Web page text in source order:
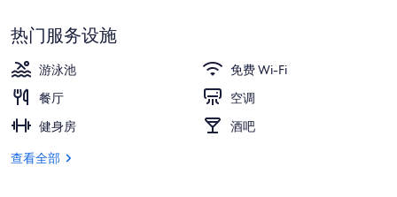
斯
的
照
片
库
前台
热门服务设施
游泳池
免费 Wi-Fi
餐厅
空调
健身房
酒吧
查看全部